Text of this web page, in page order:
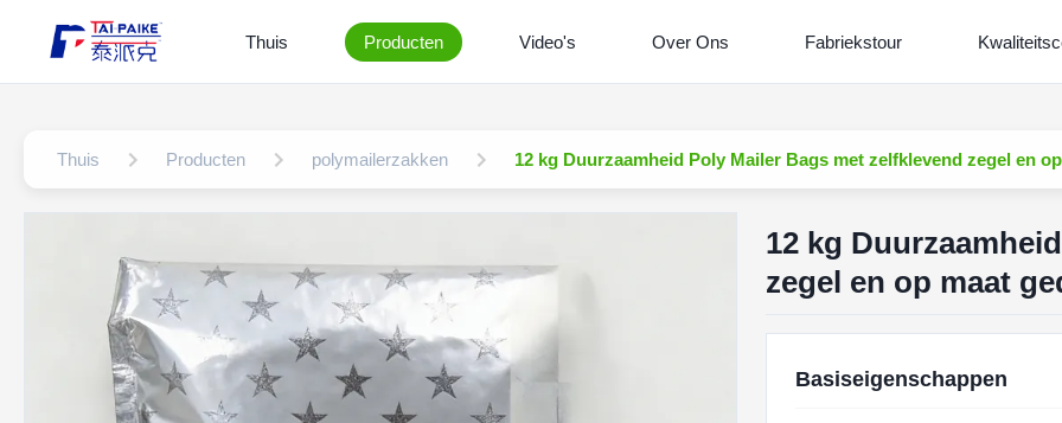
Thuis Producten Video's Over Ons Fabriekstour
Thuis Producten polymailerzakken 12 kg Duurzaamheid Poly Mailer Bags met zelfklevend zegel en
12 kg
zegel en op maat
Basiseigenschappen